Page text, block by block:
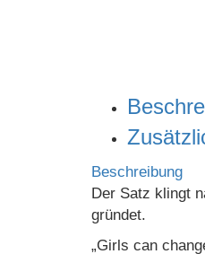
Beschreibung
Der Satz klingt
gründet.
„Girls can